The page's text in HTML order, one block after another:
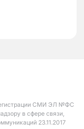
СМИ ЭЛ №ФС
в сфере связи,
23.11.2017